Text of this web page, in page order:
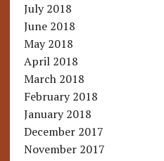
July 2018
June 2018
May 2018
April 2018
March 2018
February 2018
January 2018
December 2017
November 2017